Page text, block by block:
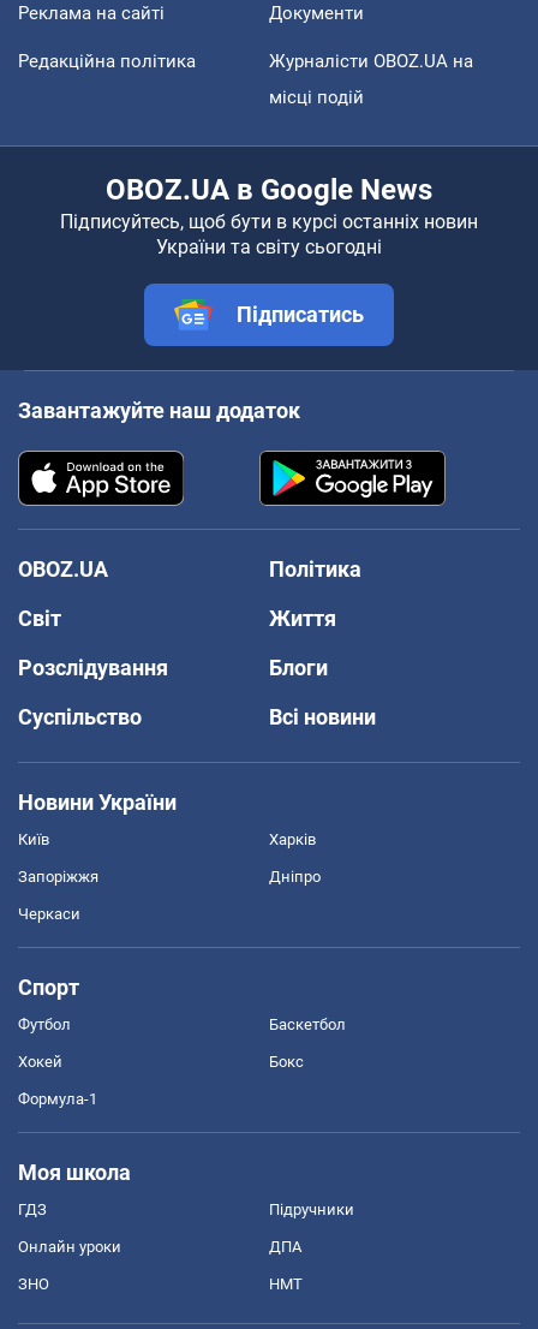
Реклама на сайті Документи
Редакційна політика
Журналісти OBOZ.UA на
місці подій
OBOZ.UA в Google News
Підписуйтесь, щоб бути в курсі останніх новин
України та світу сьогодні
Підписатись
Завантажуйте наш додаток
OBOZ.UA
Політика
Світ
Життя
Розслідування
Блоги
Суспільство
Всі новини
Новини України
Київ Харків
Запоріжжя Дніпро
Черкаси
Спорт
Футбол Баскетбол
Хокей Бокс
Формула-1
Моя школа
ГДЗ Підручники
Онлайн уроки ДПА
ЗНО НМТ